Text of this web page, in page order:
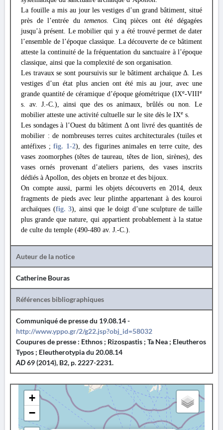
La fouille a mis au jour les vestiges d’un grand bâtiment, situé
près de l’entrée dutemenos. Cinq pièces ont été dégagées
jusqu’à présent. Le mobilier qui y a été trouvé permet de dater
l’ensemble de l’époque classique. La découverte de ce bâtiment
atteste la continuité de la fréquentation du sanctuaire à l’époque
classique, ainsi que la complexité de son organisation.
Les travaux se sont poursuivis sur le bâtiment archaïque Δ. Les
vestiges d’un état plus ancien ont été mis au jour, avec une
grande quantité de céramique d’époque géométrique (IXe-VIIIe
s. av. J.-C.), ainsi que des os animaux, brûlés ou non. Le
mobilier atteste une activité cultuelle sur le site dès le IXe s.
Les sondages à l’Ouest du bâtiment Δ ont livré des quantités de
mobilier : de nombreuses terres cuites architecturales (tuiles et
antéfixes ;fig. 1-2), des figurines animales en terre cuite, des
vases zoomorphes (têtes de taureau, têtes de lion, sirènes), des
vases ornés provenant d’ateliers pariens, des vases inscrits
dédiés à Apollon, des objets en bronze et des bijoux.
On compte aussi, parmi les objets découverts en 2014, deux
fragments de pieds avec leur plinthe appartenant à des kouroi
archaïques (fig. 3), ainsi que le doigt d’une sculpture de taille
plus grande que nature, qui appartient probablement à la statue
de culte du temple (490-480 av. J.-C.).
Auteur de la notice
Catherine Bouras
Références bibliographiques
Communiqué de presse du 19.08.14 -
http://www.yppo.gr/2/g22.jsp?obj_id=58032
Coupures de presse : Ethnos ; Rizospastis ; Ta Nea ; Eleutheros
Typos ; Eleutherotypia du 20.08.14
AD69 (2014), B2, p. 2227-2231.
+
−